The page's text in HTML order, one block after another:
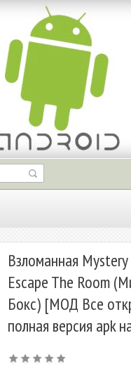
Взломанная
Escape The Room
Бокс) [МОД Все
полная версия apk